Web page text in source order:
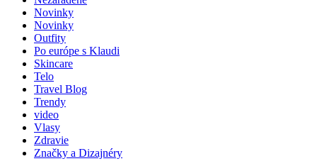
Novinky
Novinky
Outfity
Po európe s Klaudi
Skincare
Telo
Travel Blog
Trendy
video
Vlasy
Zdravie
Značky a Dizajnéry